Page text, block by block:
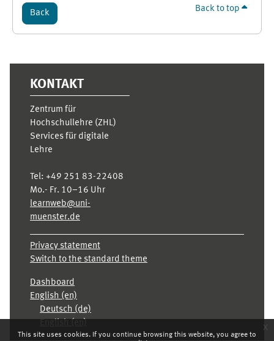
This site uses cookies. If you continue browsing this website, you agree to
x
Back Back to top
KONTAKT
Zentrum für
Hochschullehre (ZHL)
Services für digitale
Lehre
Tel: +49 251 83-22408
Mo.- Fr. 10–16 Uhr
learnweb@uni-
muenster.de
Privacy statement
Switch to the standard theme
Dashboard
English ‎(en)‎
Deutsch ‎(de)‎